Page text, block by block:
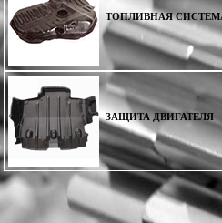
ТОПЛИВНАЯ
ЗАЩИТА ДВИГАТЕЛЯ